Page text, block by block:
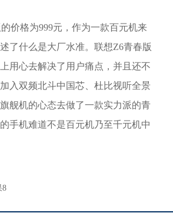
价格为999元，作为一款百元机来
了什么是大厂水准。联想Z6青春版
用心去解决了用户痛点，并且还不
入双频北斗中国芯、杜比视听全景
舰机的心态去做了一款实力派的青
手机难道不是百元机乃至千元机中
8